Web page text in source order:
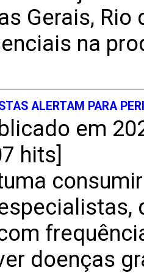
Gerais,
na
ALERTAM PARA
em
hits]
doenças